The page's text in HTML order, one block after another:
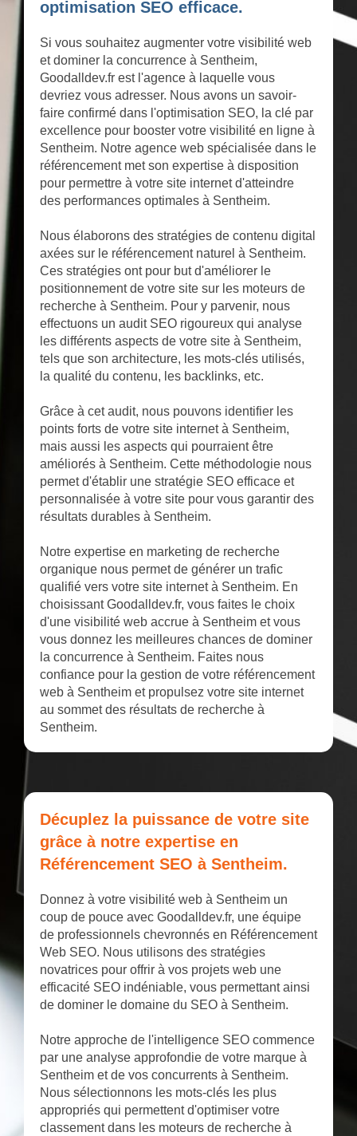
optimisation SEO efficace.
Si vous souhaitez augmenter votre visibilité web
et dominer la concurrence à Sentheim,
Goodalldev.fr est l'agence à laquelle vous
devriez vous adresser. Nous avons un savoir-
faire confirmé dans l'optimisation SEO, la clé par
excellence pour booster votre visibilité en ligne à
Sentheim. Notre agence web spécialisée dans le
référencement met son expertise à disposition
pour permettre à votre site internet d'atteindre
des performances optimales à Sentheim.
Nous élaborons des stratégies de contenu digital
axées sur le référencement naturel à Sentheim.
Ces stratégies ont pour but d'améliorer le
positionnement de votre site sur les moteurs de
recherche à Sentheim. Pour y parvenir, nous
effectuons un audit SEO rigoureux qui analyse
les différents aspects de votre site à Sentheim,
tels que son architecture, les mots-clés utilisés,
la qualité du contenu, les backlinks, etc.
Grâce à cet audit, nous pouvons identifier les
points forts de votre site internet à Sentheim,
mais aussi les aspects qui pourraient être
améliorés à Sentheim. Cette méthodologie nous
permet d'établir une stratégie SEO efficace et
personnalisée à votre site pour vous garantir des
résultats durables à Sentheim.
Notre expertise en marketing de recherche
organique nous permet de générer un trafic
qualifié vers votre site internet à Sentheim. En
choisissant Goodalldev.fr, vous faites le choix
d'une visibilité web accrue à Sentheim et vous
vous donnez les meilleures chances de dominer
la concurrence à Sentheim. Faites nous
confiance pour la gestion de votre référencement
web à Sentheim et propulsez votre site internet
au sommet des résultats de recherche à
Sentheim.
Décuplez la puissance de votre site
grâce à notre expertise en
Référencement SEO à Sentheim.
Donnez à votre visibilité web à Sentheim un
coup de pouce avec Goodalldev.fr, une équipe
de professionnels chevronnés en Référencement
Web SEO. Nous utilisons des stratégies
novatrices pour offrir à vos projets web une
efficacité SEO indéniable, vous permettant ainsi
de dominer le domaine du SEO à Sentheim.
Notre approche de l'intelligence SEO commence
par une analyse approfondie de votre marque à
Sentheim et de vos concurrents à Sentheim.
Nous sélectionnons les mots-clés les plus
appropriés qui permettent d'optimiser votre
classement dans les moteurs de recherche à